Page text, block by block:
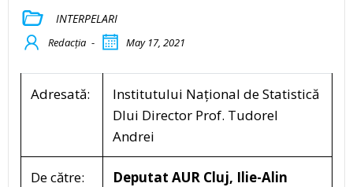
INTERPELARI
Redacția - May 17, 2021
Adresată:
Institutului Național de Statistică
Dlui Director Prof. Tudorel
Andrei
De către: Deputat AUR Cluj, Ilie-Alin